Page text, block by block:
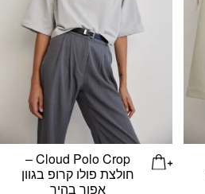
Cloud Polo Crop –
חולצת פולו קרופ בגוון
אפור בהיר